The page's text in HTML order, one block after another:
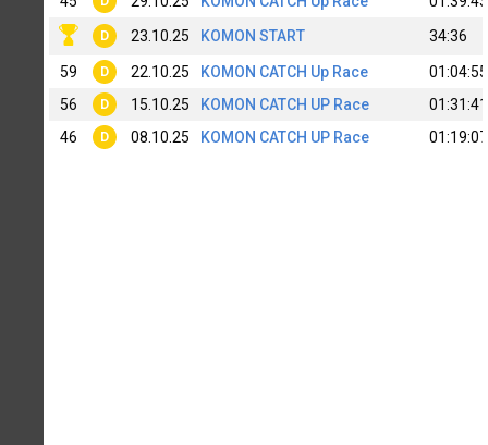
D 23.10.25 KOMON START 34:36
59 D 22.10.25 KOMON CATCH Up Race
01:04:55
56
D 15.10.25 KOMON CATCH UP Race
01:31:41
46
D 08.10.25 KOMON CATCH UP Race 01:19:07